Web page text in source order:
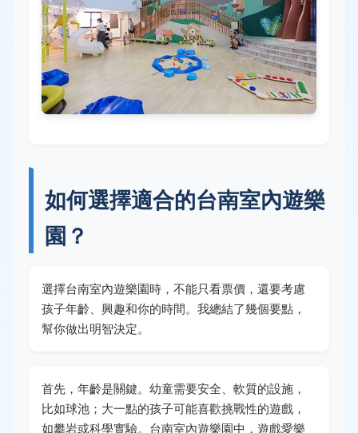
如何選擇適合的台南室內遊樂
園？
選擇台南室內遊樂園時，不能只看票價，還要考慮
孩子年齡、興趣和你的時間。我總結了幾個要點，
幫你做出明智決定。
首先，年齡是關鍵。幼童需要安全、軟質的設施，
比如球池；大一點的孩子可能喜歡挑戰性的遊戲，
如攀岩或科學實驗。台南室內遊樂園中，遊戲愛樂